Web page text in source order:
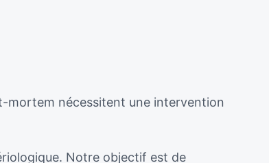
mortem nécessitent une intervention
Notre objectif est de